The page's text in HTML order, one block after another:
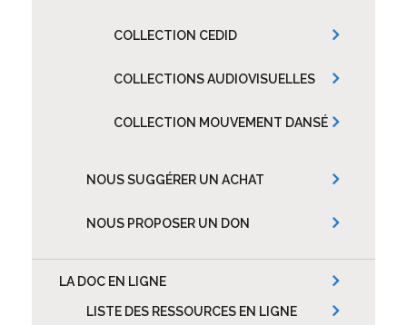
COLLECTION CEDID
COLLECTIONS AUDIOVISUELLES
COLLECTION MOUVEMENT DANSÉ
NOUS SUGGÉRER UN ACHAT
NOUS PROPOSER UN DON
LA DOC EN LIGNE
LISTE DES RESSOURCES EN LIGNE